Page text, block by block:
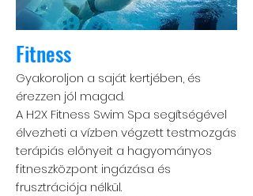
Fitness
Gyakoroljon a saját kertjében, és
érezzen jól magad.
A H2X Fitness Swim Spa segítségével
élvezheti a vízben végzett testmozgás
terápiás előnyeit a hagyományos
fitneszközpont ingázása és
frusztrációja nélkül.